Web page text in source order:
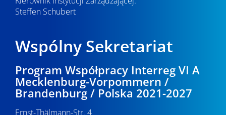
Steffen Schubert
Wspólny Sekretariat
Program Współpracy Interreg VI A
Mecklenburg-Vorpommern /
Brandenburg / Polska 2021-2027
Ernst-Thälmann-Str. 4